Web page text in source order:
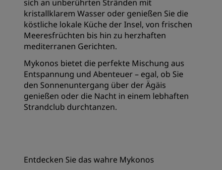
sich an unberührten Stränden mit
kristallklarem Wasser oder genießen Sie die
köstliche lokale Küche der Insel, von frischen
Meeresfrüchten bis hin zu herzhaften
mediterranen Gerichten.
Mykonos bietet die perfekte Mischung aus
Entspannung und Abenteuer – egal, ob Sie
den Sonnenuntergang über der Ägäis
genießen oder die Nacht in einem lebhaften
Strandclub durchtanzen.
Entdecken Sie das wahre Mykonos